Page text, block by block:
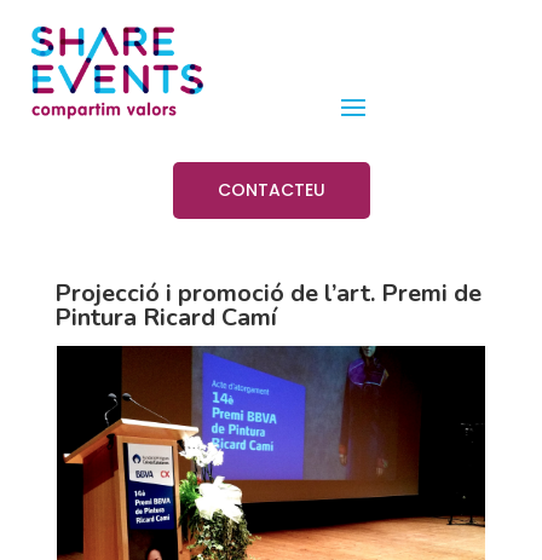
CONTACTEU
Projecció i promoció de l’art. Premi de
Pintura Ricard Camí